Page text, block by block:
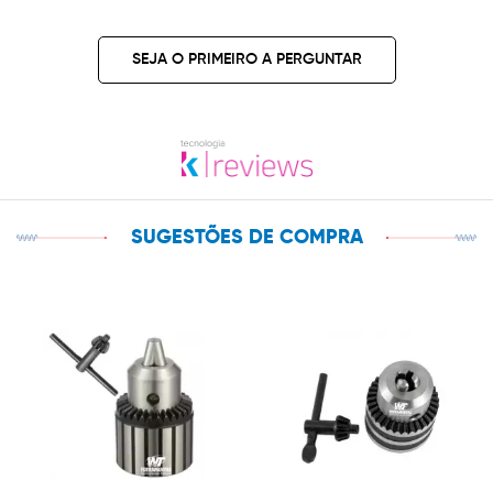
SEJA O PRIMEIRO A PERGUNTAR
SUGESTÕES DE COMPRA